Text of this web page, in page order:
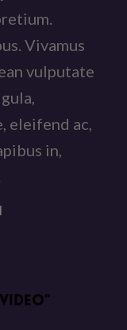
Vivamus
vulputate
eleifend ac,
in,